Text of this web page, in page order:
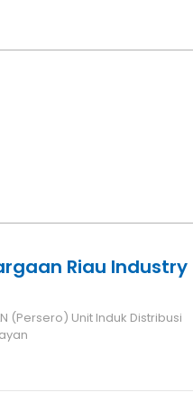
Riau Industry
(Persero) Unit Induk Distribusi